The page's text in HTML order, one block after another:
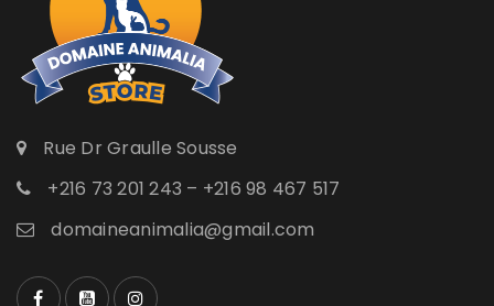
Rue Dr Graulle Sousse
+216 73 201 243 – +216 98 467 517
domaineanimalia@gmail.com